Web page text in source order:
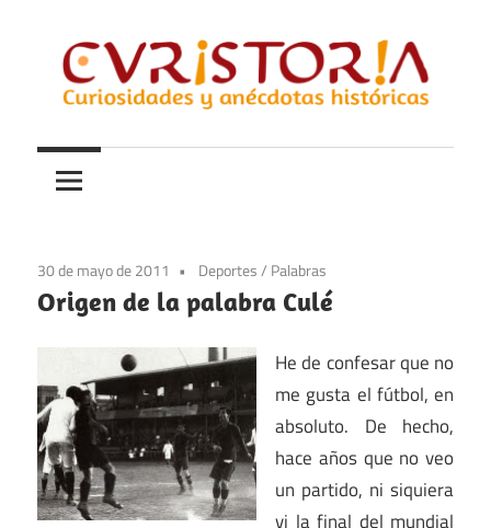
contenido
Curistoria
y
anécdotas
historia
30 de mayo de 2011 Deportes/ Palabras
Origen de la palabra Culé
He de confesar que no
me gusta el fútbol, en
absoluto. De hecho,
hace años que no veo
un partido, ni siquiera
vi la final del mundial